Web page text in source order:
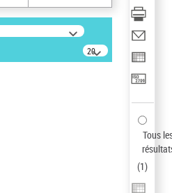
20
résultats/page
Tous
(1)